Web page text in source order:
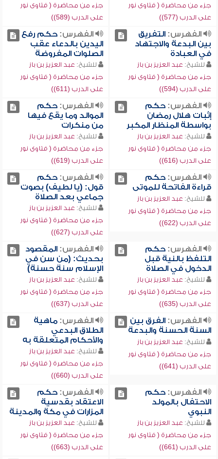
جزء من محاضرة ( فتاوى نور
على الدرب (577))
جزء من محاضرة ( فتاوى نور
على الدرب (589))
الفهرس:التفريق
بين البدعة والاجتهاد
في العبادة
للشيخ: عبد العزيز بن باز
جزء من محاضرة ( فتاوى نور
على الدرب (594))
الفهرس:حكم رفع
اليدين بالدعاء عقب
الصلوات المفروضة
للشيخ: عبد العزيز بن باز
جزء من محاضرة ( فتاوى نور
على الدرب (611))
الفهرس:حكم
إثبات هلال رمضان
بواسطة المنظار المكبر
للشيخ: عبد العزيز بن باز
جزء من محاضرة ( فتاوى نور
على الدرب (616))
الفهرس:حكم
الموالد وما يقع فيها
من منكرات
للشيخ: عبد العزيز بن باز
جزء من محاضرة ( فتاوى نور
على الدرب (619))
الفهرس:حكم
قراءة الفاتحة للموتى
للشيخ: عبد العزيز بن باز
جزء من محاضرة ( فتاوى نور
على الدرب (622))
الفهرس:حكم
قول: (يا لطيف) بصوت
جماعي بعد الصلاة
للشيخ: عبد العزيز بن باز
جزء من محاضرة ( فتاوى نور
على الدرب (627))
الفهرس:حكم
التلفظ بالنية قبل
الدخول في الصلاة
للشيخ: عبد العزيز بن باز
جزء من محاضرة ( فتاوى نور
على الدرب (635))
الفهرس:المقصود
بحديث: (من سن في
الإسلام سنة حسنة)
للشيخ: عبد العزيز بن باز
جزء من محاضرة ( فتاوى نور
على الدرب (637))
الفهرس:الفرق بين
السنة الحسنة والبدعة
للشيخ: عبد العزيز بن باز
جزء من محاضرة ( فتاوى نور
على الدرب (641))
الفهرس:ماهية
الطلاق البدعي
والأحكام المتعلقة به
للشيخ: عبد العزيز بن باز
جزء من محاضرة ( فتاوى نور
على الدرب (660))
الفهرس:حكم
الاحتفال بالمولد
النبوي
للشيخ: عبد العزيز بن باز
جزء من محاضرة ( فتاوى نور
على الدرب (661))
الفهرس:حكم
الاعتقاد بقدسية
المزارات في مكة والمدينة
للشيخ: عبد العزيز بن باز
جزء من محاضرة ( فتاوى نور
على الدرب (663))